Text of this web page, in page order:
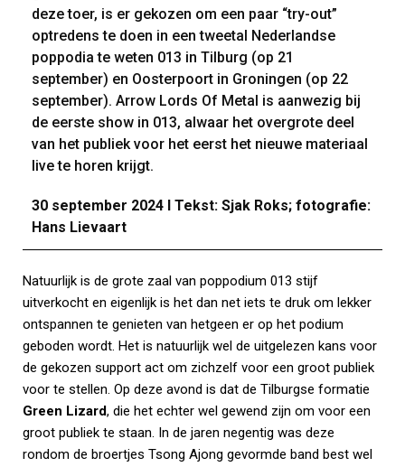
deze toer, is er gekozen om een paar “try-out”
optredens te doen in een tweetal Nederlandse
poppodia te weten 013 in Tilburg (op 21
september) en Oosterpoort in Groningen (op 22
september). Arrow Lords Of Metal is aanwezig bij
de eerste show in 013, alwaar het overgrote deel
van het publiek voor het eerst het nieuwe materiaal
live te horen krijgt.
30 september 2024 I Tekst: Sjak Roks; fotografie:
Hans Lievaart
Natuurlijk is de grote zaal van poppodium 013 stijf
uitverkocht en eigenlijk is het dan net iets te druk om lekker
ontspannen te genieten van hetgeen er op het podium
geboden wordt. Het is natuurlijk wel de uitgelezen kans voor
de gekozen support act om zichzelf voor een groot publiek
voor te stellen. Op deze avond is dat de Tilburgse formatie
Green Lizard, die het echter wel gewend zijn om voor een
groot publiek te staan. In de jaren negentig was deze
rondom de broertjes Tsong Ajong gevormde band best wel